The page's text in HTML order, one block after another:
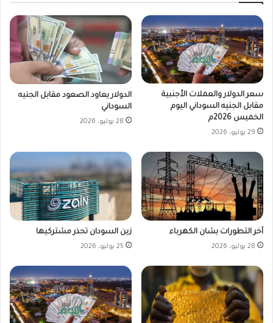
سعر الدولار والعملات الأجنبية
مقابل الجنيه السوداني اليوم
الخميس 2026م
29 يوليو، 2026
الدولار يعاود الصعود مقابل الجنيه
السوداني
28 يوليو، 2026
آخر التطورات بشان الكهرباء
28 يوليو، 2026
زين السودان تحذر مشتركيها
25 يوليو، 2026